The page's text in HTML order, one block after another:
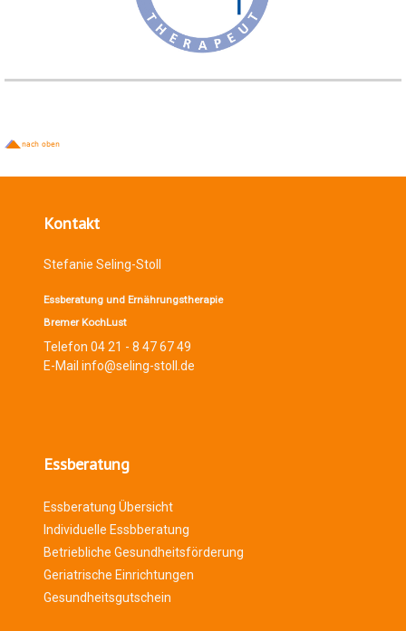
Kontakt
Stefanie Seling-Stoll
Essberatung und Ernährungstherapie
Bremer KochLust
Telefon 04 21 - 8 47 67 49
E-Mail info@seling-stoll.de
Essberatung
Essberatung Übersicht
Individuelle Essbberatung
Betriebliche Gesundheitsförderung
Geriatrische Einrichtungen
Gesundheitsgutschein